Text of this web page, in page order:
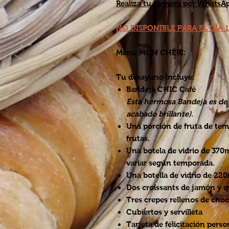
Realiza tu compra por
NO DISPONIBLE PARA EL DÍA
Menú MON CHÉRI:
Tu desayuno incluye:
Bandeja CHIC Café
Esta hermosa Bandeja es
acabado brillante).
Una porción de fruta de
frutas.
Una botela de vidrio de
variar según temporada.
Una botella de vidrio de
Dos croissants de jamón y
Tres crepes rellenos de
Cubiertos y servilleta
Tarjeta de felicitación